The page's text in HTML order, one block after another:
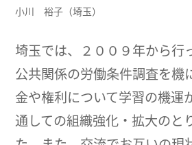
小川 裕子（埼玉）
埼玉では、２００９年から行
公共関係の労働条件調査を機
金や権利について学習の機運
通しての組織強化・拡大のと